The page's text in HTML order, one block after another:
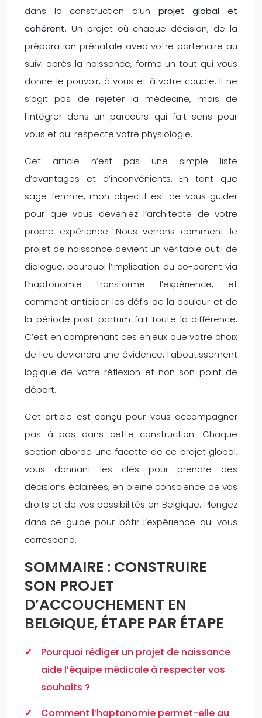
dans la construction d’un projet global et
cohérent. Un projet où chaque décision, de la
préparation prénatale avec votre partenaire au
suivi après la naissance, forme un tout qui vous
donne le pouvoir, à vous et à votre couple. Il ne
s’agit pas de rejeter la médecine, mais de
l’intégrer dans un parcours qui fait sens pour
vous et qui respecte votre physiologie.
Cet article n’est pas une simple liste
d’avantages et d’inconvénients. En tant que
sage-femme, mon objectif est de vous guider
pour que vous deveniez l’architecte de votre
propre expérience. Nous verrons comment le
projet de naissance devient un véritable outil de
dialogue, pourquoi l’implication du co-parent via
l’haptonomie transforme l’expérience, et
comment anticiper les défis de la douleur et de
la période post-partum fait toute la différence.
C’est en comprenant ces enjeux que votre choix
de lieu deviendra une évidence, l’aboutissement
logique de votre réflexion et non son point de
départ.
Cet article est conçu pour vous accompagner
pas à pas dans cette construction. Chaque
section aborde une facette de ce projet global,
vous donnant les clés pour prendre des
décisions éclairées, en pleine conscience de vos
droits et de vos possibilités en Belgique. Plongez
dans ce guide pour bâtir l’expérience qui vous
correspond.
SOMMAIRE : CONSTRUIRE
SON PROJET
D’ACCOUCHEMENT EN
BELGIQUE, ÉTAPE PAR ÉTAPE
Pourquoi rédiger un projet de naissance
aide l’équipe médicale à respecter vos
souhaits ?
Comment l’haptonomie permet-elle au